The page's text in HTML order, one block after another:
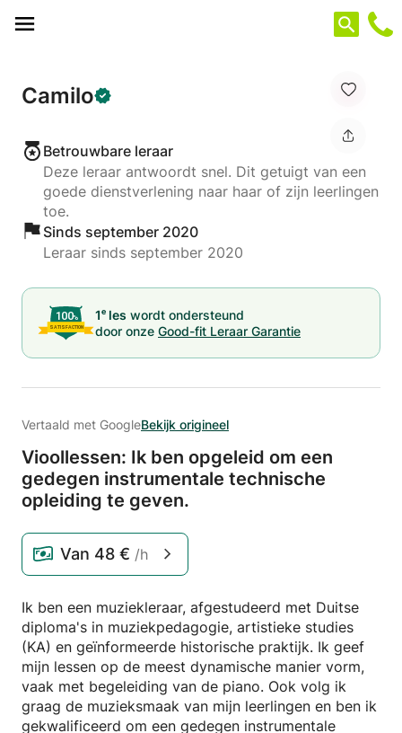
Camilo
Betrouwbare leraar
Deze leraar antwoordt snel. Dit getuigt van een
goede dienstverlening naar haar of zijn leerlingen
toe.
Sinds september 2020
Leraar sinds september 2020
1e les wordt ondersteund
door onze Good-fit Leraar Garantie
Vertaald met GoogleBekijk origineel
Vioollessen: Ik ben opgeleid om een
gedegen instrumentale technische
opleiding te geven.
Van 48 € /h
Ik ben een muziekleraar, afgestudeerd met Duitse
diploma's in muziekpedagogie, artistieke studies
(KA) en geïnformeerde historische praktijk. Ik geef
mijn lessen op de meest dynamische manier vorm,
vaak met begeleiding van de piano. Ook volg ik
graag de muzieksmaak van mijn leerlingen en ben ik
gekwalificeerd om een gedegen instrumentale